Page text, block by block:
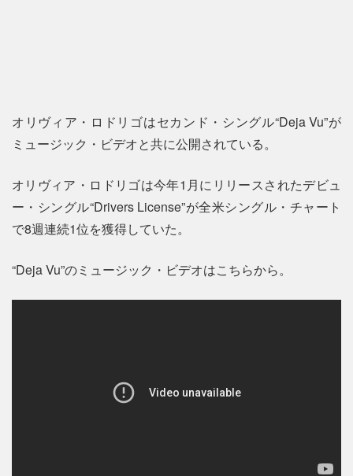
オリヴィア・ロドリゴはセカンド・シングル“Deja Vu”が
ミュージック・ビデオと共に公開されている。
オリヴィア・ロドリゴは今年1月にリリースされたデビュ
ー・シングル“Drivers License”が全米シングル・チャート
で8週連続1位を獲得していた。
“Deja Vu”のミュージック・ビデオはこちらから。